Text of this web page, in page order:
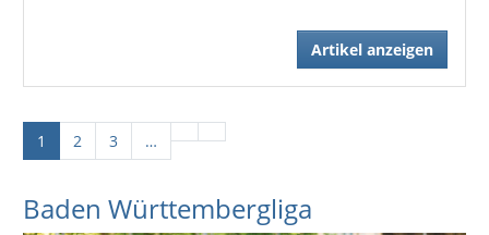
Artikel anzeigen
1 2 3 …
Baden Württembergliga